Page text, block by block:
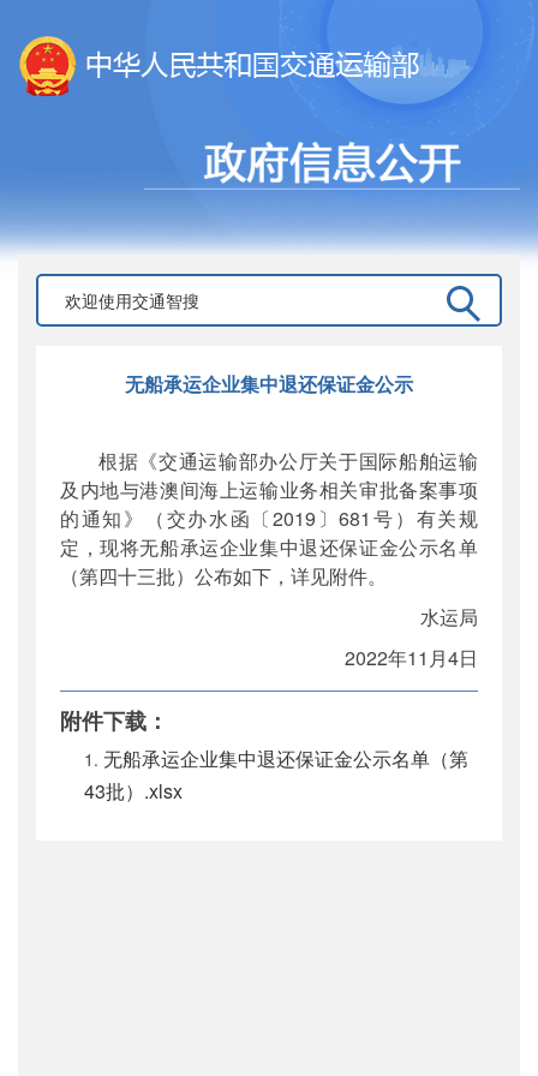
无船承运企业集中退还保证金公示
根据《交通运输部办公厅关于国际船舶运输
及内地与港澳间海上运输业务相关审批备案事项
的通知》（交办水函〔2019〕681号）有关规
定，现将无船承运企业集中退还保证金公示名单
（第四十三批）公布如下，详见附件。
水运局
2022年11月4日
附件下载：
无船承运企业集中退还保证金公示名单（第
43批）.xlsx